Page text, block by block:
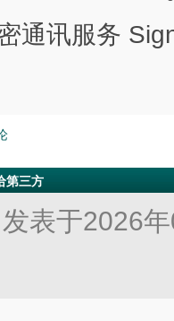
通讯服务
第三方
发表于2026